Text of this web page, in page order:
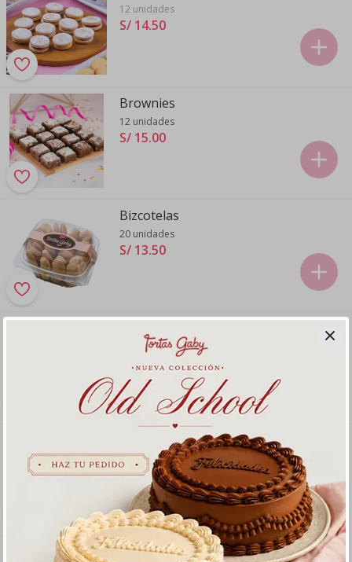
12 unidades
S/ 14.50
Brownies
12 unidades
S/ 15.00
Bizcotelas
20 unidades
S/ 13.50
200 gramos
S/ 13.50
Alfajorcitos de fudge
12 unidades
S/ 14.50
Super Brownie